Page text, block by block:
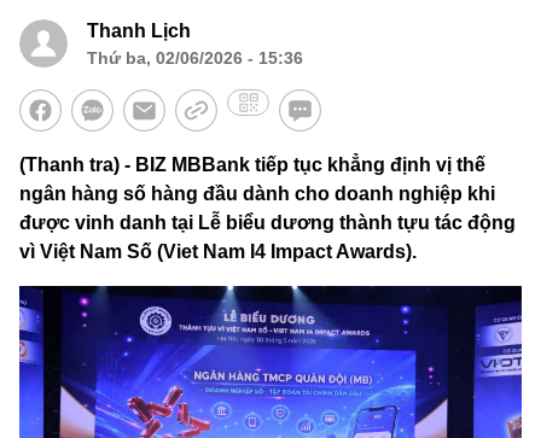
Thanh Lịch
Thứ ba, 02/06/2026 - 15:36
(Thanh tra) - BIZ MBBank tiếp tục khẳng định vị thế
ngân hàng số hàng đầu dành cho doanh nghiệp khi
được vinh danh tại Lễ biểu dương thành tựu tác động
vì Việt Nam Số (Viet Nam I4 Impact Awards).